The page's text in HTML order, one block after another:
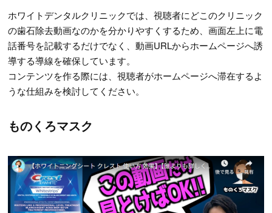
ホワイトデンタルクリニックでは、視聴者にどこのクリニック
の歯石除去動画なのかを分かりやすくするため、画面左上に電
話番号を記載するだけでなく、動画URLからホームページへ誘
導する導線を確保しています。
コンテンツを作る際には、視聴者がホームページへ滞在するよ
うな仕組みを検討してください。
ものくろマスク